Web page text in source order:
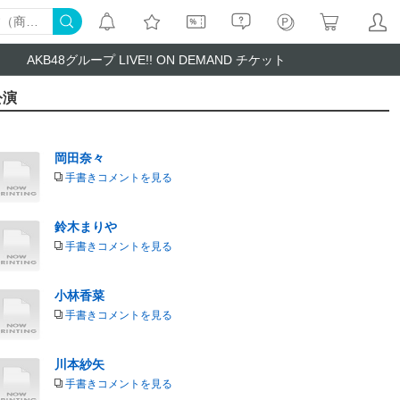
AKB48グループ LIVE!! ON DEMAND チケット
演
岡田奈々
手書きコメントを見る
鈴木まりや
手書きコメントを見る
小林香菜
手書きコメントを見る
川本紗矢
手書きコメントを見る